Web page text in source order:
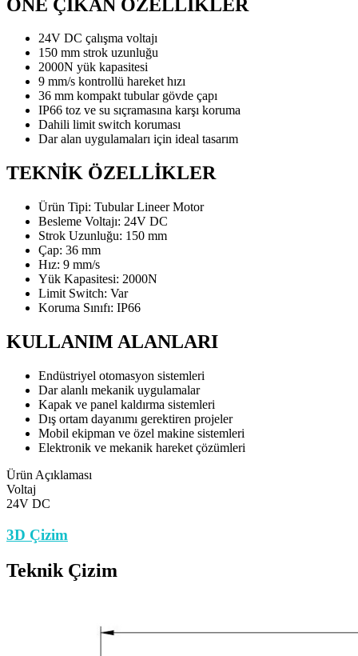
ÖNE ÇIKAN ÖZELLİKLER
24V DC çalışma voltajı
150 mm strok uzunluğu
2000N yük kapasitesi
9 mm/s kontrollü hareket hızı
36 mm kompakt tubular gövde çapı
IP66 toz ve su sıçramasına karşı koruma
Dahili limit switch koruması
Dar alan uygulamaları için ideal tasarım
TEKNİK ÖZELLİKLER
Ürün Tipi: Tubular Lineer Motor
Besleme Voltajı: 24V DC
Strok Uzunluğu: 150 mm
Çap: 36 mm
Hız: 9 mm/s
Yük Kapasitesi: 2000N
Limit Switch: Var
Koruma Sınıfı: IP66
KULLANIM ALANLARI
Endüstriyel otomasyon sistemleri
Dar alanlı mekanik uygulamalar
Kapak ve panel kaldırma sistemleri
Dış ortam dayanımı gerektiren projeler
Mobil ekipman ve özel makine sistemleri
Elektronik ve mekanik hareket çözümleri
Ürün Açıklaması
Voltaj
24V DC
3D Çizim
Teknik Çizim